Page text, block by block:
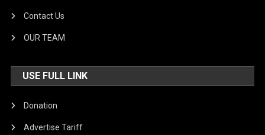
Contact Us
OUR TEAM
USE FULL LINK
Donation
Advertise Tariff